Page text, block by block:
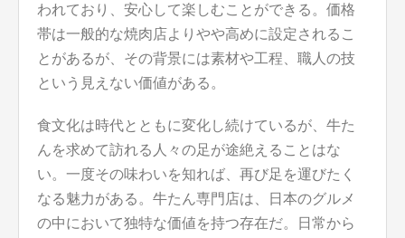
われており、安心して楽しむことができる。価格
帯は一般的な焼肉店よりやや高めに設定されるこ
とがあるが、その背景には素材や工程、職人の技
という見えない価値がある。
食文化は時代とともに変化し続けているが、牛た
んを求めて訪れる人々の足が途絶えることはな
い。一度その味わいを知れば、再び足を運びたく
なる魅力がある。牛たん専門店は、日本のグルメ
の中において独特な価値を持つ存在だ。日常から